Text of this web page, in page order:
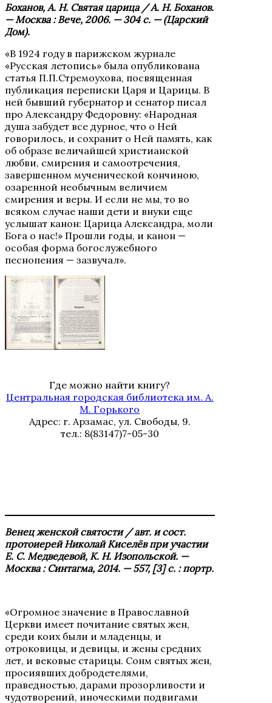
Боханов, А. Н. Святая царица / А. Н. Боханов.
— Москва : Вече, 2006. — 304 с. — (Царский
Дом).
«В 1924 году в парижском журнале
«Русская летопись» была опубликована
статья П.П.Стремоухова, посвященная
публикация переписки Царя и Царицы. В
ней бывший губернатор и сенатор писал
про Александру Федоровну: «Народная
душа забудет все дурное, что о Ней
говорилось, и сохранит о Ней память, как
об образе величайшей христианской
любви, смирения и самоотречения,
завершенном мученической кончиною,
озаренной необычным величием
смирения и веры. И если не мы, то во
всяком случае наши дети и внуки еще
услышат канон: Царица Александра, моли
Бога о нас!» Прошли годы, и канон —
особая форма богослужебного
песнопения — зазвучал».
Где можно найти книгу?
Центральная городская библиотека им. А.
М. Горького
Адрес: г. Арзамас, ул. Свободы, 9.
тел.: 8(83147)7-05-30
Венец женской святости / авт. и сост.
протоиерей Николай Киселёв при участии
Е. С. Медведевой, К. Н. Изопольской. —
Москва : Синтагма, 2014. — 557, [3] с. : портр.
«Огромное значение в Православной
Церкви имеет почитание святых жен,
среди коих были и младенцы, и
отроковицы, и девицы, и жены средних
лет, и вековые старицы. Сонм святых жен,
просиявших добродетелями,
праведностью, дарами прозорливости и
чудотворений, иноческими подвигами